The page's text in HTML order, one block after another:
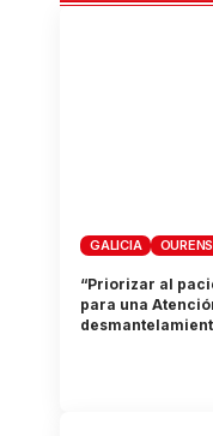
GALICIA
“Priorizar al
para una